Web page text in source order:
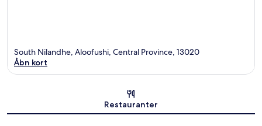
Kort
South Nilandhe, Aloofushi, Central Province, 13020
Åbn kort
Restauranter